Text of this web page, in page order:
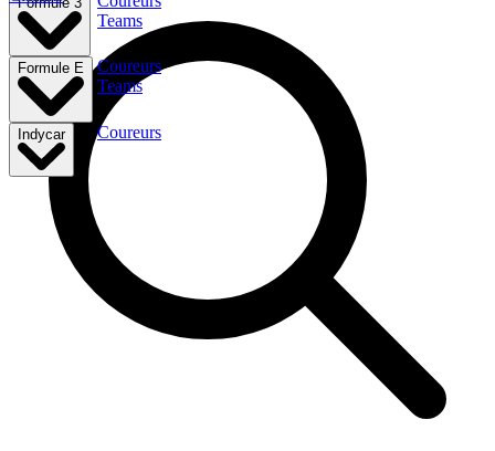
Teams
Formule E
Coureurs
Teams
Indycar Coureurs